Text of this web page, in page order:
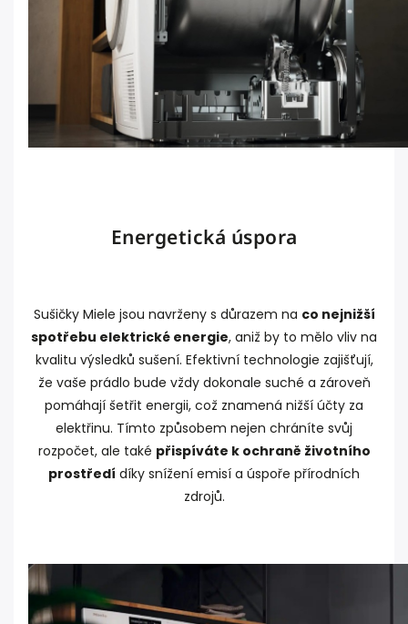
Energetická úspora
Sušičky Miele jsou navrženy s důrazem na co nejnižší
spotřebu elektrické energie, aniž by to mělo vliv na
kvalitu výsledků sušení. Efektivní technologie zajišťují,
že vaše prádlo bude vždy dokonale suché a zároveň
pomáhají šetřit energii, což znamená nižší účty za
elektřinu. Tímto způsobem nejen chráníte svůj
rozpočet, ale také přispíváte k ochraně životního
prostředí díky snížení emisí a úspoře přírodních
zdrojů.